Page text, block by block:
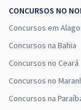
CONCURSOS NO
Concursos em
Concursos na Bahia
Concursos no Ceará
Concursos no
Concursos na